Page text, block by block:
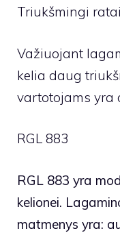
Triukšmingi
Važiuojant
kelia daug
vartotojams yra
RGL 883
RGL 883 yra
kelionei.
matmenys yra: